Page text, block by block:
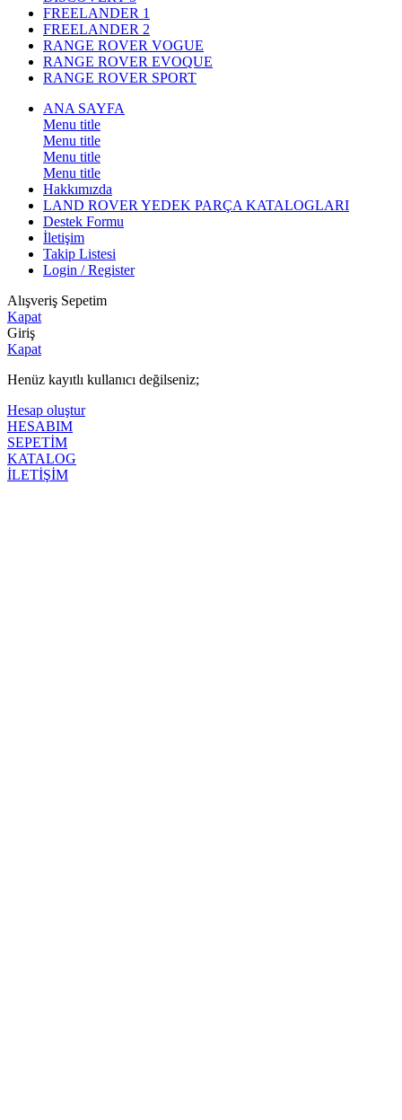
FREELANDER 1
FREELANDER 2
RANGE ROVER VOGUE
RANGE ROVER EVOQUE
RANGE ROVER SPORT
ANA SAYFA
Menu title
Menu title
Menu title
Menu title
Hakkımızda
LAND ROVER YEDEK PARÇA KATALOGLARI
Destek Formu
İletişim
Takip Listesi
Login / Register
Alışveriş Sepetim
Kapat
Giriş
Kapat
Henüz kayıtlı kullanıcı değilseniz;
Hesap oluştur
HESABIM
SEPETİM
KATALOG
İLETİŞİM